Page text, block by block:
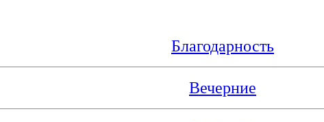
Благодарность
Вечерние